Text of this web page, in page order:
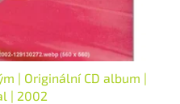
| Originální CD album |
| 2002